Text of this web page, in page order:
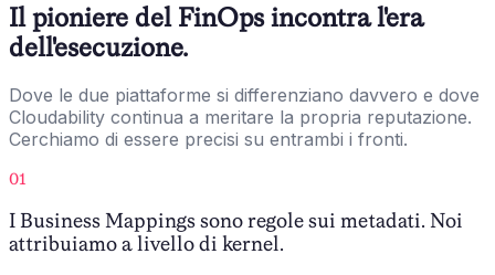
Il pioniere del FinOps incontra l'era
dell'esecuzione.
Dove le due piattaforme si differenziano davvero e dove
Cloudability continua a meritare la propria reputazione.
Cerchiamo di essere precisi su entrambi i fronti.
01
I Business Mappings sono regole sui metadati. Noi
attribuiamo a livello di kernel.